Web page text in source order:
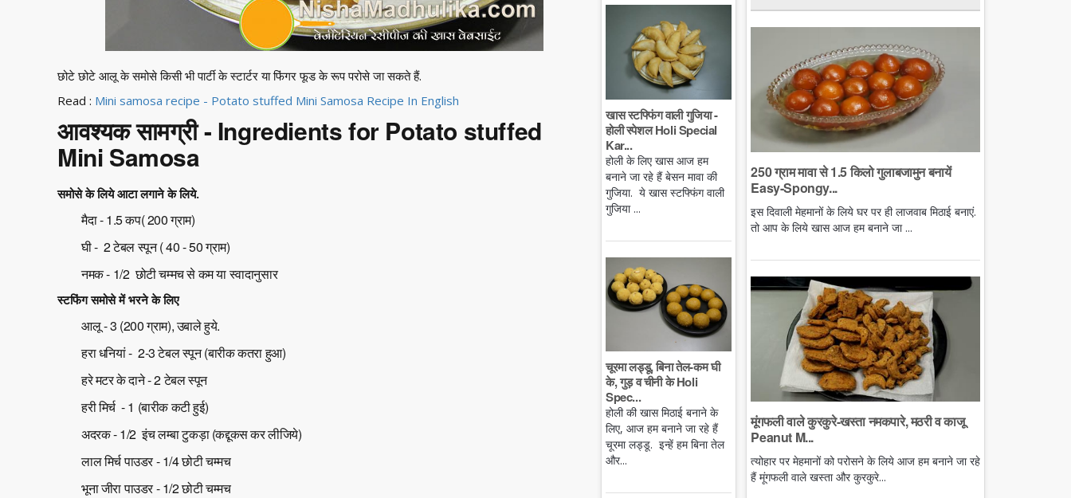
छोटे छोटे आलू के समोसे किसी भी पार्टी के स्टार्टर या फिंगर फूड के रूप परोसे जा सकते हैं.
Read : Mini samosa recipe - Potato stuffed Mini Samosa Recipe In English
आवश्यक सामग्री - Ingredients for Potato stuffed
Mini Samosa
समोसे के लिये आटा लगाने के लिये.
मैदा - 1.5 कप( 200 ग्राम)
घी - 2 टेबल स्पून ( 40 - 50 ग्राम)
नमक - 1/2 छोटी चम्मच से कम या स्वादानुसार
स्टफिंग समोसे में भरने के लिए
आलू - 3 (200 ग्राम), उबाले हुये.
हरा धनियां - 2-3 टेबल स्पून (बारीक कतरा हुआ)
हरे मटर के दाने - 2 टेबल स्पून
हरी मिर्च - 1 (बारीक कटी हुई)
अदरक - 1/2 इंच लम्बा टुकड़ा (कद्दूकस कर लीजिये)
लाल मिर्च पाउडर - 1/4 छोटी चम्मच
भूना जीरा पाउडर - 1/2 छोटी चम्मच
खास स्टफ्फिंग वाली गुजिया -
होली स्पेशल Holi Special
Kar...
होली के लिए खास आज हम
बनाने जा रहे हैं बेसन मावा की
गुजिया. ये खास स्टफ्फिंग वाली
गुजिया ...
चूरमा लड्डू, बिना तेल-कम घी
के, गुड़ व चीनी के Holi
Spec...
होली की खास मिठाई बनाने के
लिए, आज हम बनाने जा रहे हैं
चूरमा लड्डू. इन्हें हम बिना तेल
और...
250 ग्राम मावा से 1.5 किलो गुलाबजामुन बनायें
Easy-Spongy...
इस दिवाली मेहमानों के लिये घर पर ही लाजवाब मिठाई बनाएं.
तो आप के लिये खास आज हम बनाने जा ...
मूंगफली वाले कुरकुरे-खस्ता नमकपारे, मठरी व काजू
Peanut M...
त्योहार पर मेहमानों को परोसने के लिये आज हम बनाने जा रहे
हैं मूंगफली वाले खस्ता और कुरकुरे...